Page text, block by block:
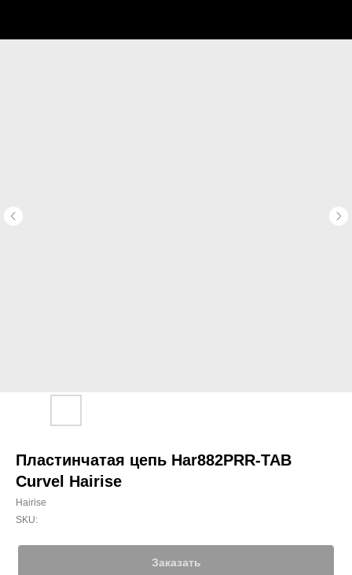
Пластинчатая цепь Har882PRR-TAB
Curvel Hairise
Hairise
SKU:
Заказать